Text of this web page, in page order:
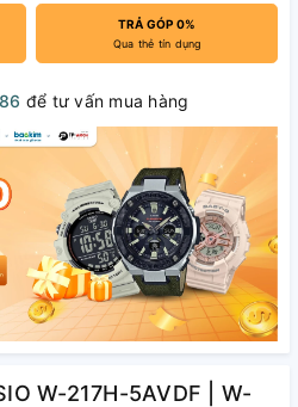
TRẢ GÓP 0%
Qua thẻ tín dụng
để tư vấn mua hàng
W-217H-5AVDF | W-